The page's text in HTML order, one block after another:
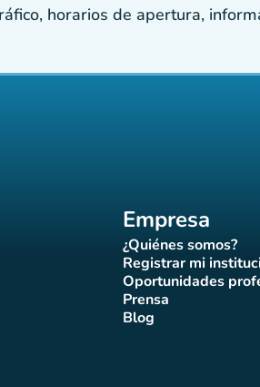
horarios de apertura,
Empresa
¿Quiénes somos?
(nueva
Registrar mi(nueva
Oportunidades
Prensa(nueva pestaña)
Blog(nueva pestaña)